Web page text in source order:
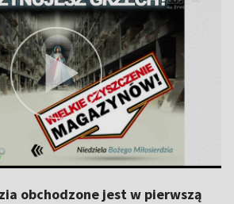
obchodzone jest w pierwszą